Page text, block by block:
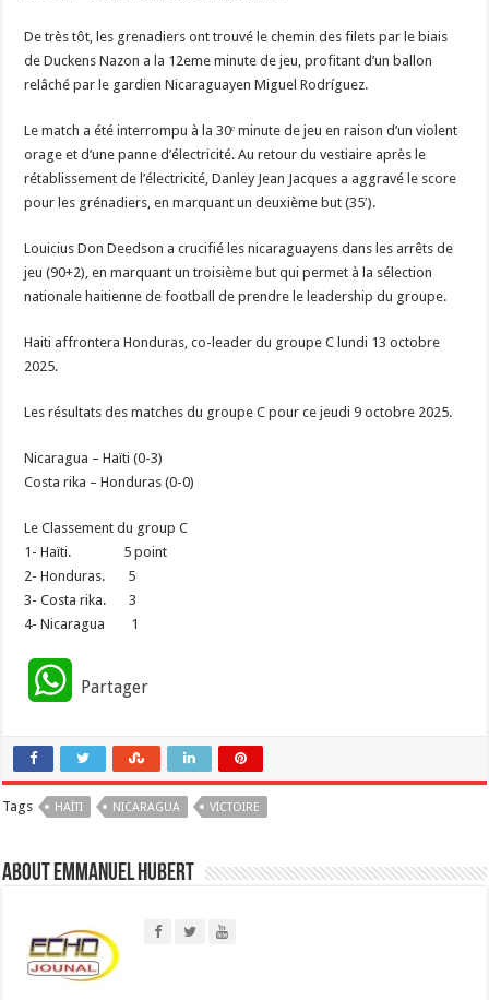
De très tôt, les grenadiers ont trouvé le chemin des filets par le biais
de Duckens Nazon a la 12eme minute de jeu, profitant d’un ballon
relâché par le gardien Nicaraguayen Miguel Rodríguez.
Le match a été interrompu à la 30ᵉ minute de jeu en raison d’un violent
orage et d’une panne d’électricité. Au retour du vestiaire après le
rétablissement de l’électricité, Danley Jean Jacques a aggravé le score
pour les grénadiers, en marquant un deuxième but (35′).
Louicius Don Deedson a crucifié les nicaraguayens dans les arrêts de
jeu (90+2), en marquant un troisième but qui permet à la sélection
nationale haitienne de football de prendre le leadership du groupe.
Haiti affrontera Honduras, co-leader du groupe C lundi 13 octobre
2025.
Les résultats des matches du groupe C pour ce jeudi 9 octobre 2025.
Nicaragua – Haïti (0-3)
Costa rika – Honduras (0-0)
Le Classement du group C
1- Haïti. 5 point
2- Honduras. 5
3- Costa rika. 3
4- Nicaragua 1
W
a
t
p
p
Partager
Tags HAÏTI NICARAGUA VICTOIRE
About Emmanuel Hubert